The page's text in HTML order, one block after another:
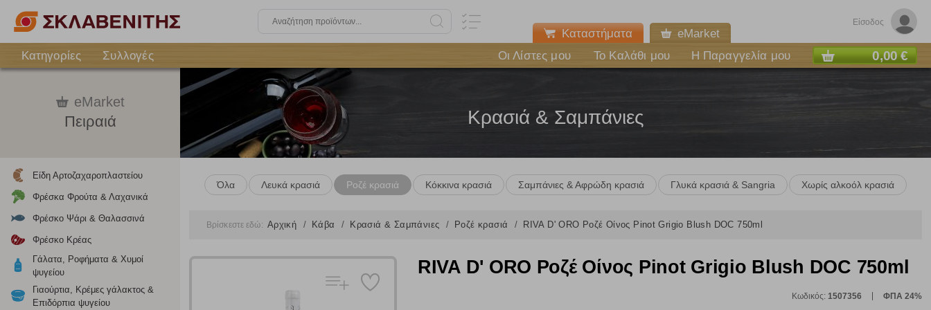
Είσοδος
Καταστήματα
eMarket
Κατηγορίες
Συλλογές Οι Λίστες μου Το Καλάθι μου Η Παραγγελία μου 0,00 €
eMarket
Πειραιά
Είδη Αρτοζαχαροπλαστείου
Φρέσκα Φρούτα & Λαχανικά
Φρέσκο Ψάρι & Θαλασσινά
Φρέσκο Κρέας
Γάλατα, Ροφήματα & Χυμοί
ψυγείου
Γιαούρτια, Κρέμες γάλακτος &
Επιδόρπια ψυγείου
Κρασιά & Σαμπάνιες
Όλα Λευκά κρασιά Ροζέ κρασιά Κόκκινα κρασιά Σαμπάνιες & Αφρώδη κρασιά Γλυκά κρασιά & Sangria Χωρίς αλκοόλ κρασιά
Βρίσκεστε εδώ: Αρχική Κάβα Κρασιά & Σαμπάνιες Ροζέ κρασιά RIVA D' ORO Ροζέ Οίνος Pinot Grigio Blush DOC 750ml
RIVA D' ORO Ροζέ Οίνος Pinot Grigio Blush DOC 750ml
Κωδικός: 1507356 ΦΠΑ 24%